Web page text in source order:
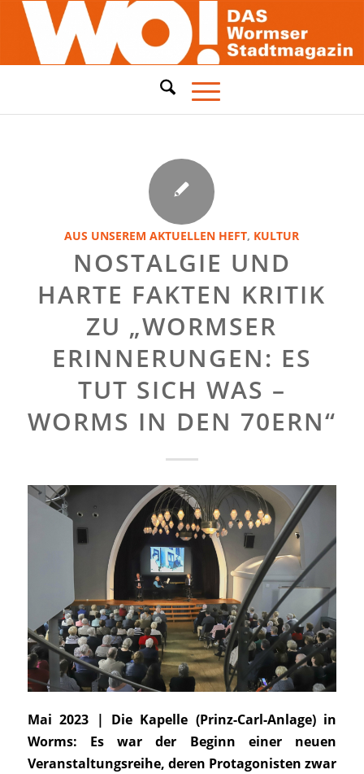
AUS UNSEREM AKTUELLEN HEFT, KULTUR
NOSTALGIE UND
HARTE FAKTEN KRITIK
ZU „WORMSER
ERINNERUNGEN: ES
TUT SICH WAS –
WORMS IN DEN 70ERN“
Mai 2023 | Die Kapelle (Prinz-Carl-Anlage) in
Worms: Es war der Beginn einer neuen
Veranstaltungsreihe, deren Protagonisten zwar